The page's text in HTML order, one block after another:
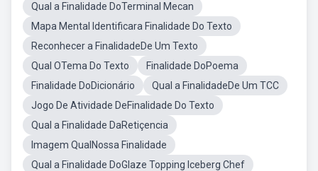
Qual a Finalidade DoTerminal Mecan
Mapa Mental Identificara Finalidade Do Texto
Reconhecer a FinalidadeDe Um Texto
Qual OTema Do Texto
Finalidade DoPoema
Finalidade DoDicionário
Qual a FinalidadeDe Um TCC
Jogo De Atividade DeFinalidade Do Texto
Qual a Finalidade DaRetiçencia
Imagem QualNossa Finalidade
Qual a Finalidade DoGlaze Topping Iceberg Chef